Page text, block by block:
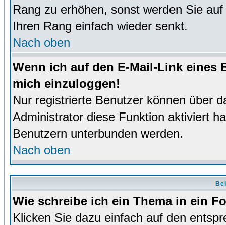
Rang zu erhöhen, sonst werden Sie
Ihren Rang einfach wieder senkt.
Nach oben
Wenn ich auf den E-Mail-Link eines
mich einzuloggen!
Nur registrierte Benutzer können über
Administrator diese Funktion aktiviert
Benutzern unterbunden werden.
Nach oben
Wie schreibe ich ein Thema in ein
Klicken Sie dazu einfach auf den